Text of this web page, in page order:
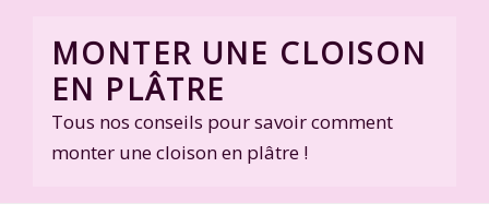
contentMONTER UNE CLOISON
EN PLÂTRE
Tous nos conseils pour savoir comment
monter une cloison en plâtre !